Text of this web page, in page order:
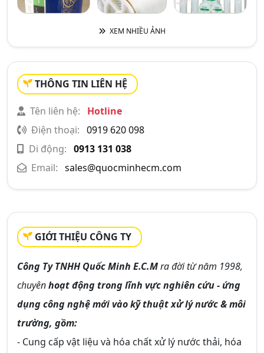
XEM NHIỀU ẢNH
THÔNG TIN LIÊN HỆ
Tên liên hệ:
Hotline
Điện thoại: 0919 620 098
Di động: 0913 131 038
Email: sales@quocminhecm.com
GIỚI THIỆU CÔNG TY
Công Ty TNHH Quốc Minh E.C.Mra đời từ năm 1998,
chuyênhoạt động trong lĩnh vực nghiên cứu - ứng
dụng công nghệ mới vào kỹ thuật xử lý nước & môi
trường, gồm:
- Cung cấp vật liệu và hóa chất xử lý nước thải, hóa